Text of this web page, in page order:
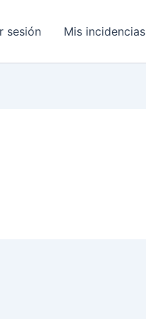
sesión Mis incidencias